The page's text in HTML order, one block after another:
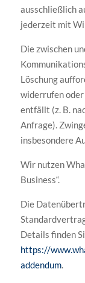
ausschließlich
jederzeit mit
Die zwischen
Löschung
widerrufen
entfällt (z. B.
Anfrage).
insbesondere
Wir nutzen
Business“.
Die
Details finden
https://
addendum.